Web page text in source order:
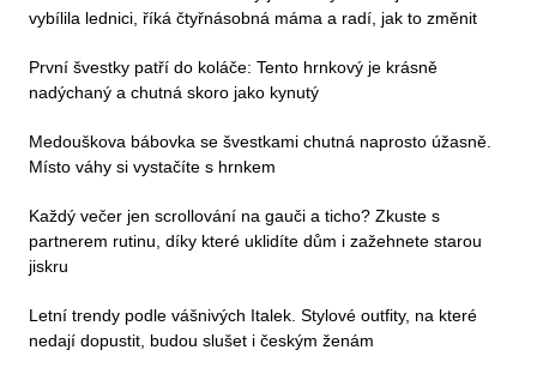
vybílila lednici, říká čtyřnásobná máma a radí, jak to změnit
První švestky patří do koláče: Tento hrnkový je krásně
nadýchaný a chutná skoro jako kynutý
Medouškova bábovka se švestkami chutná naprosto úžasně.
Místo váhy si vystačíte s hrnkem
Každý večer jen scrollování na gauči a ticho? Zkuste s
partnerem rutinu, díky které uklidíte dům i zažehnete starou
jiskru
Letní trendy podle vášnivých Italek. Stylové outfity, na které
nedají dopustit, budou slušet i českým ženám